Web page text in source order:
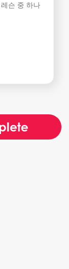
슨 중 하나